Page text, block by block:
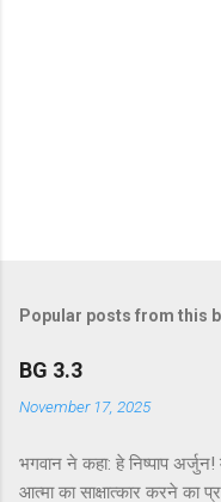
Popular posts from this
BG 3.3
November 17, 2025
भगवान ने कहा: हे निष्पाप
आत्मा का साक्षात्कार करने